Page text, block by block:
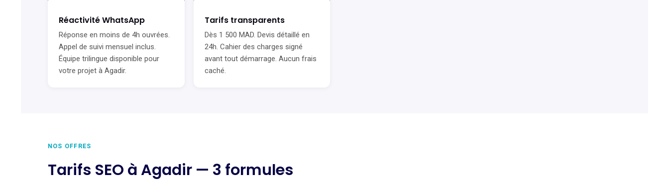
Réactivité WhatsApp
Réponse en moins de 4h ouvrées.
Appel de suivi mensuel inclus.
Équipe trilingue disponible pour
votre projet à Agadir.
Tarifs transparents
Dès 1 500 MAD. Devis détaillé en
24h. Cahier des charges signé
avant tout démarrage. Aucun frais
caché.
NOS OFFRES
Tarifs SEO à Agadir — 3 formules